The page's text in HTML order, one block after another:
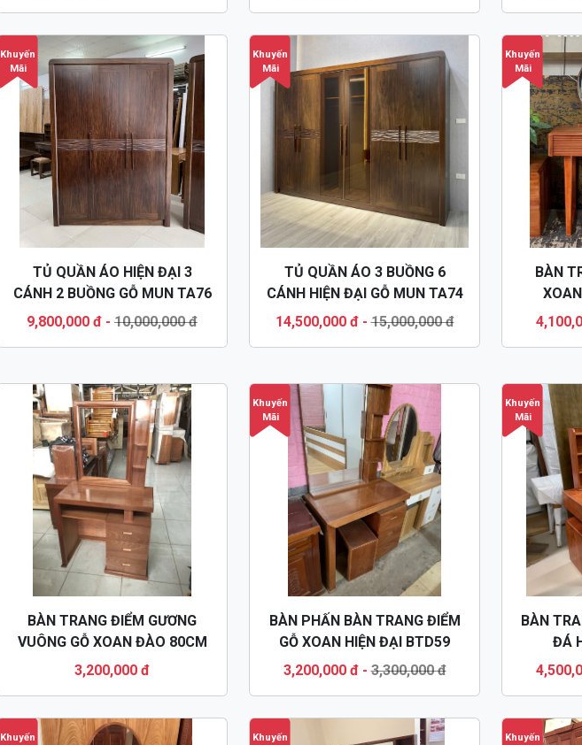
Khuyến
Mãi
TỦ QUẦN ÁO HIỆN ĐẠI 3
CÁNH 2 BUỒNG GỖ MUN TA76
9,800,000 đ - 10,000,000 đ
Khuyến
Mãi
TỦ QUẦN ÁO 3 BUỒNG 6
CÁNH HIỆN ĐẠI GỖ MUN TA74
14,500,000 đ-15,000,000 đ
Khuyến
Mãi
BÀN
BÀN TRANG ĐIỂM GƯƠNG
VUÔNG GỖ XOAN ĐÀO 80CM
BTD07
3,200,000 đ
Khuyến
Mãi
BÀN PHẤN BÀN TRANG ĐIỂM
GỖ XOAN HIỆN ĐẠI BTD59
3,200,000 đ-3,300,000 đ
Khuyến
Mãi
BÀN
ĐÁ
Khuyến
Khuyến
Khuyến